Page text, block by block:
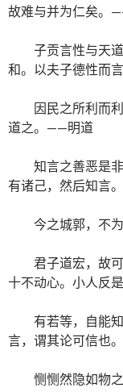
故难与并为仁矣。
子贡言性与天
和。以夫子德性而
因民之所利而
道之。——明道
知言之善恶是
有诸己，然后知言
今之城郭，不
君子道宏，故
十不动心。小人反
有若等，自能
言，谓其论可信也
恻恻然隐如物